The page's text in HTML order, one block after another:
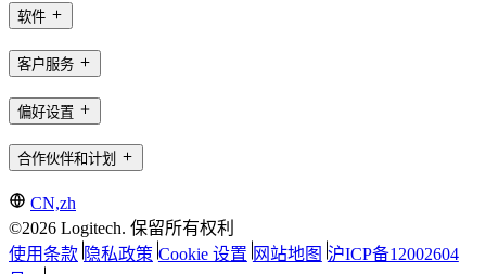
软件
客户服务
偏好设置
合作伙伴和计划
CN,zh
©2026 Logitech. 保留所有权利
使用条款 隐私政策 Cookie 设置 网站地图 沪ICP备12002604